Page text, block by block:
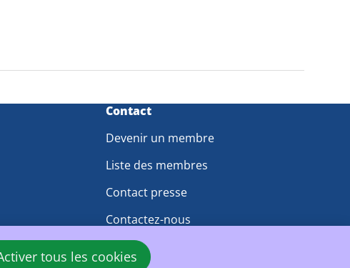
Contact
Devenir un membre
Liste des membres
Contact presse
Contactez-nous
tous les cookies